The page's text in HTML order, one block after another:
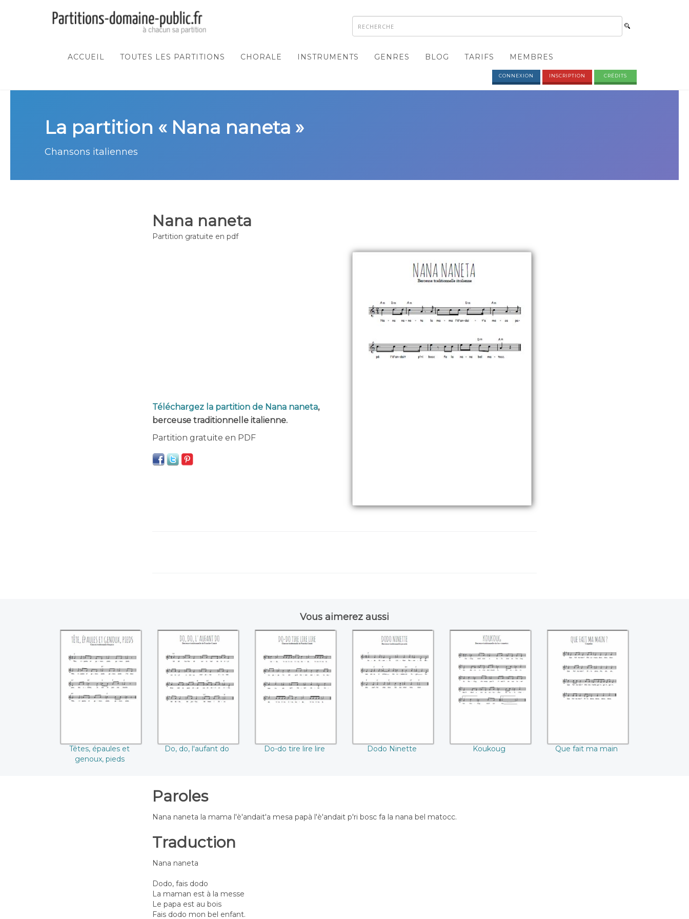
ACCUEIL TOUTES LES PARTITIONS CHORALE INSTRUMENTS GENRES BLOG TARIFS MEMBRES
CONNEXION INSCRIPTION CRÉDITS
La partition « Nana naneta »
Chansons italiennes
Nana naneta
Partition gratuite en pdf
Téléchargez la partition de Nana naneta,
berceuse traditionnelle italienne.
Partition gratuite en PDF
Vous aimerez aussi
Têtes, épaules et
genoux, pieds
Têtes, épaules et
genoux, pieds
Do, do, l'aufant do
Do, do, l'aufant do
Do-do tire lire lire
Do-do tire lire lire
Dodo Ninette
Dodo Ninette
Koukoug
Koukoug
Que fait ma main
Que fait ma main
Paroles
Nana naneta la mama l'è'andait'a mesa papà l'è'andait p'ri bosc fa la nana bel matocc.
Traduction
Nana naneta
Dodo, fais dodo
La maman est à la messe
Le papa est au bois
Fais dodo mon bel enfant.